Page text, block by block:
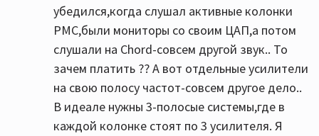
убедился,когда слушал активные колонки
PMC,были мониторы со своим ЦАП,а потом
слушали на Chord-совсем другой звук.. То
зачем платить ?? А вот отдельные усилители
на свою полосу частот-совсем другое дело..
В идеале нужны 3-полосые системы,где в
каждой колонке стоят по 3 усилителя. Я